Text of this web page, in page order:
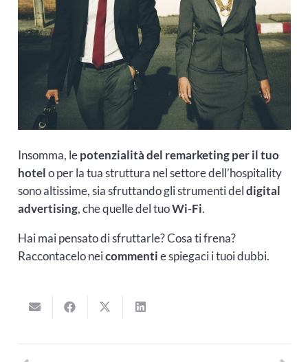
Insomma, lepotenzialità del remarketing per il tuo
hotelo per la tua struttura nel settore dell’hospitality
sono altissime, sia sfruttando gli strumenti deldigital
advertising, che quelle del tuoWi-Fi.
Hai mai pensato di sfruttarle? Cosa ti frena?
Raccontacelo neicommentie spiegaci i tuoi dubbi.